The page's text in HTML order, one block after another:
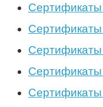
Сертификаты
Сертификаты
Сертификаты